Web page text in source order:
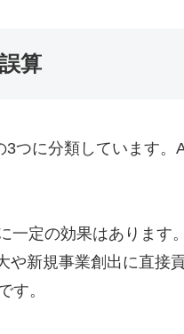
算
つに分類しています。
一定の効果はあります
新規事業創出に直接
す。